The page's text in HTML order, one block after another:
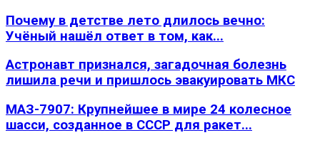
Почему в детстве лето длилось вечно:
Учёный нашёл ответ в том, как...
Астронавт признался, загадочная болезнь
лишила речи и пришлось эвакуировать МКС
МАЗ-7907: Крупнейшее в мире 24 колесное
шасси, созданное в СССР для ракет...